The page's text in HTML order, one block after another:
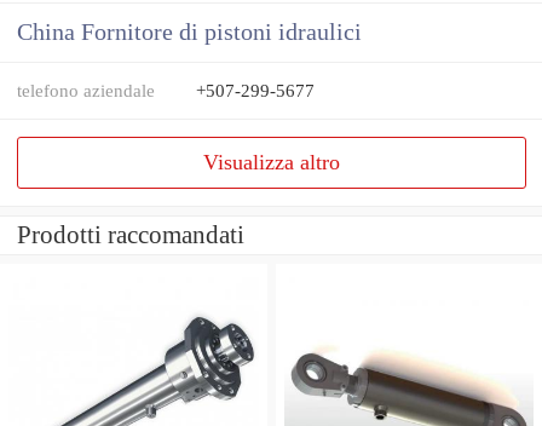
China Fornitore di pistoni idraulici
telefono aziendale +507-299-5677
Visualizza altro
Prodotti raccomandati